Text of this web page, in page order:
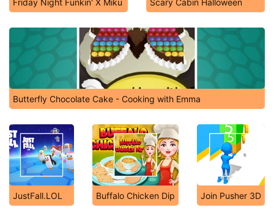
Friday Night Funkin' X Miku Scary Cabin Halloween
Butterfly Chocolate Cake - Cooking with Emma
JustFall.LOL Buffalo Chicken Dip Join Pusher 3D